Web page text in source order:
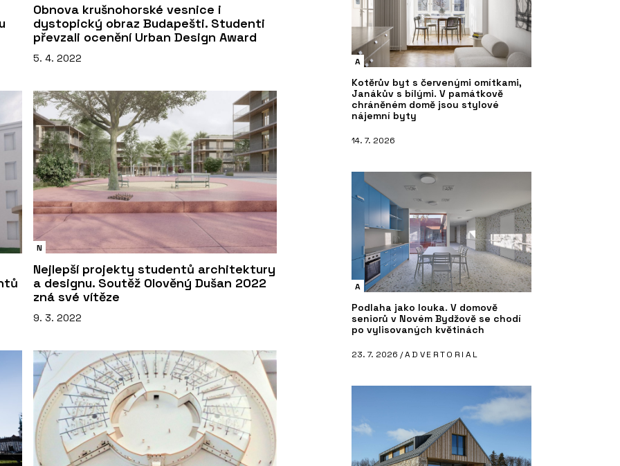
Obnova krušnohorské vesnice i
dystopický obraz Budapešti. Studenti
převzali ocenění Urban Design Award
5. 4. 2022
N
Nejlepší projekty studentů architektury
a designu. Soutěž Olověný Dušan 2022
zná své vítěze
9. 3. 2022
A
Kotěrův byt s červenými omítkami,
Janákův s bílými. V památkově
chráněném domě jsou stylové
nájemní byty
14. 7. 2026
A
Podlaha jako louka. V domově
seniorů v Novém Bydžově se chodí
po vylisovaných květinách
23. 7. 2026 /ADVERTORIAL